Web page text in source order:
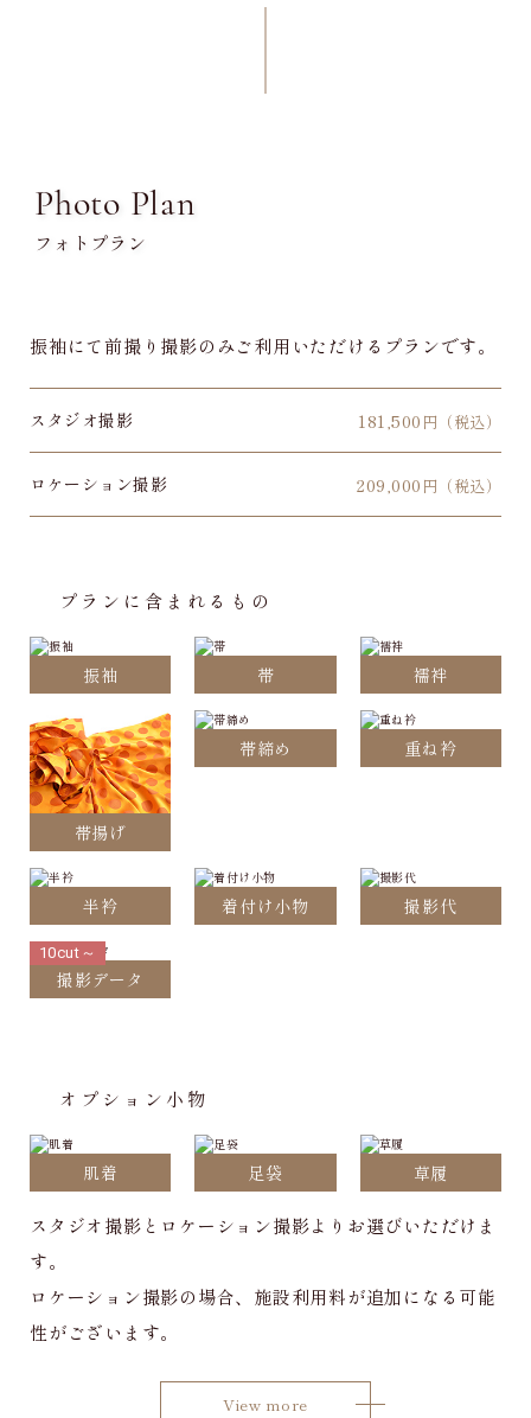
Photo Plan
フォトプラン
振袖にて前撮り撮影のみご利用いただけるプランです。
スタジオ撮影 181,500 円（税込）
ロケーション撮影 209,000 円（税込）
プランに含まれるもの
振袖 帯 襦袢
帯揚げ
帯締め 重ね衿
半衿 着付け小物 撮影代
撮影データ
10cut～
オプション小物
肌着 足袋 草履
スタジオ撮影とロケーション撮影よりお選びいただけま
す。
ロケーション撮影の場合、施設利用料が追加になる可能
性がございます。
View more